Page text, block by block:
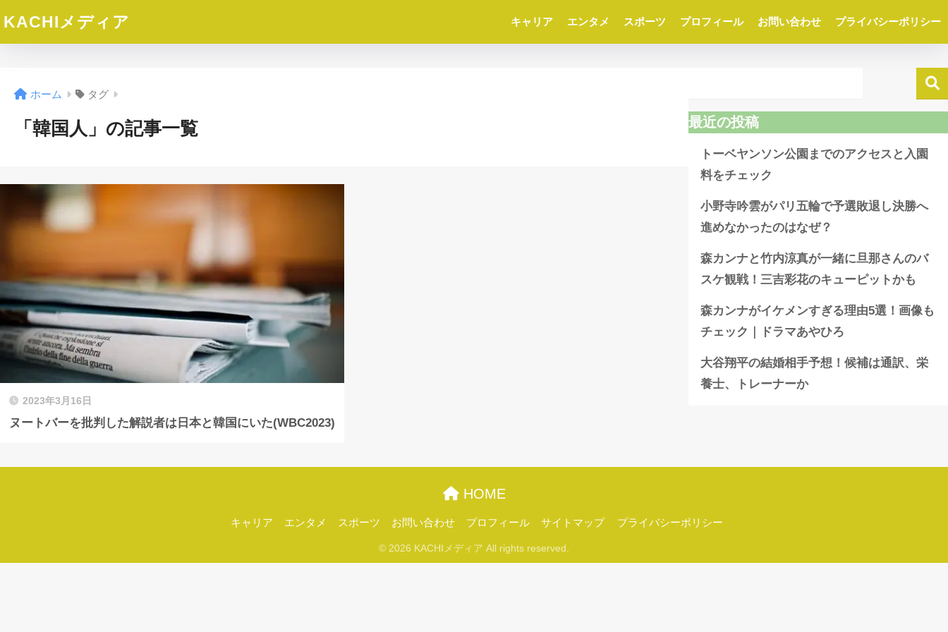
KACHIメディア キャリア エンタメ スポーツ プロフィール お問い合わせ プライバシーポリシー
ホーム タグ
「韓国人」の記事一覧
2023年3月16日
ヌートバーを批判した解説者は日本と韓国にいた(WBC2023)
最近の投稿
トーベヤンソン公園までのアクセスと入園
料をチェック
小野寺吟雲がパリ五輪で予選敗退し決勝へ
進めなかったのはなぜ？
森カンナと竹内涼真が一緒に旦那さんのバ
スケ観戦！三吉彩花のキューピットかも
森カンナがイケメンすぎる理由5選！画像も
チェック｜ドラマあやひろ
大谷翔平の結婚相手予想！候補は通訳、栄
養士、トレーナーか
HOME
キャリア エンタメ スポーツ お問い合わせ プロフィール サイトマップ プライバシーポリシー
© 2026 KACHIメディア All rights reserved.